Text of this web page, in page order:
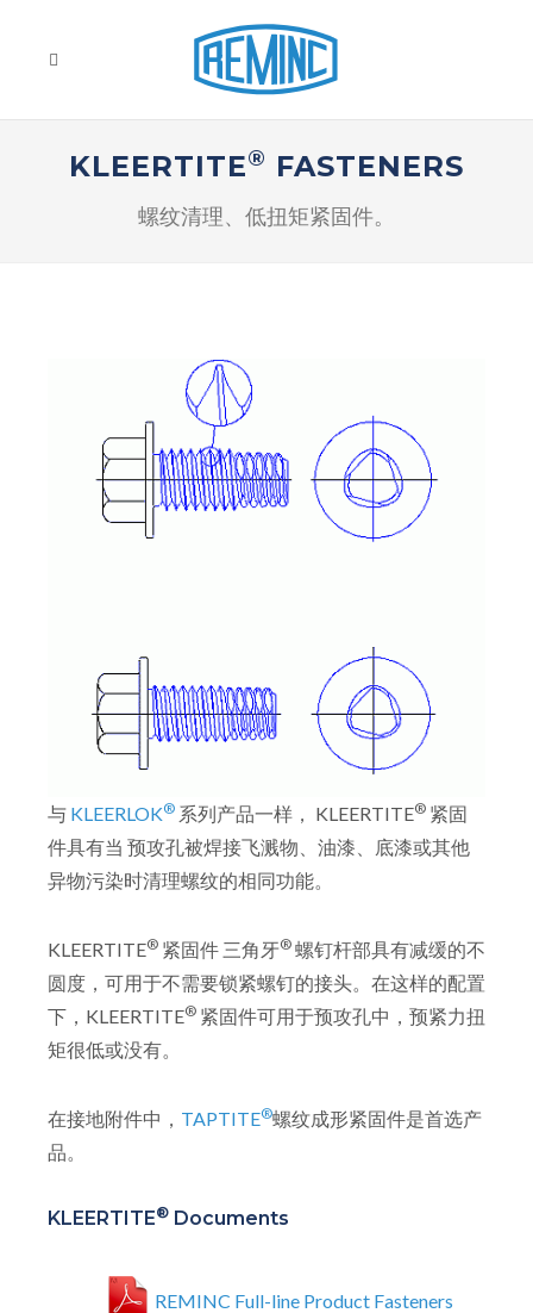
KLEERTITE® FASTENERS
螺纹清理、低扭矩紧固件。
与 KLEERLOK® 系列产品一样， KLEERTITE® 紧固
件具有当 预攻孔被焊接飞溅物、油漆、底漆或其他
异物污染时清理螺纹的相同功能。
KLEERTITE® 紧固件 三角牙® 螺钉杆部具有减缓的不
圆度，可用于不需要锁紧螺钉的接头。在这样的配置
下，KLEERTITE® 紧固件可用于预攻孔中，预紧力扭
矩很低或没有。
在接地附件中， TAPTITE®螺纹成形紧固件是首选产
品。
KLEERTITE® Documents
REMINC Full-line Product Fasteners